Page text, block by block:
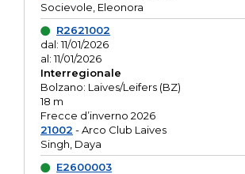
Socievole, Eleonora
R2621002
dal: 11/01/2026
al: 11/01/2026
Interregionale
Bolzano: Laives/Leifers (BZ)
18 m
Frecce d’inverno 2026
21002 - Arco Club Laives
Singh, Daya
E2600003